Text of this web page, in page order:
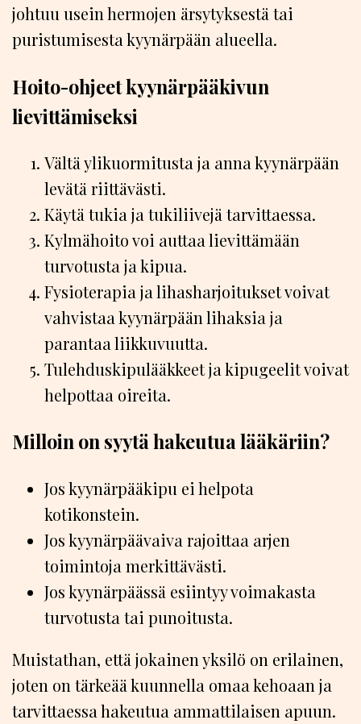
johtuu usein hermojen ärsytyksestä tai
puristumisesta kyynärpään alueella.
Hoito-ohjeet kyynärpääkivun
lievittämiseksi
Vältä ylikuormitusta ja anna kyynärpään
levätä riittävästi.
Käytä tukia ja tukiliivejä tarvittaessa.
Kylmähoito voi auttaa lievittämään
turvotusta ja kipua.
Fysioterapia ja lihasharjoitukset voivat
vahvistaa kyynärpään lihaksia ja
parantaa liikkuvuutta.
Tulehduskipulääkkeet ja kipugeelit voivat
helpottaa oireita.
Milloin on syytä hakeutua lääkäriin?
Jos kyynärpääkipu ei helpota
kotikonstein.
Jos kyynärpäävaiva rajoittaa arjen
toimintoja merkittävästi.
Jos kyynärpäässä esiintyy voimakasta
turvotusta tai punoitusta.
Muistathan, että jokainen yksilö on erilainen,
joten on tärkeää kuunnella omaa kehoaan ja
tarvittaessa hakeutua ammattilaisen apuun.